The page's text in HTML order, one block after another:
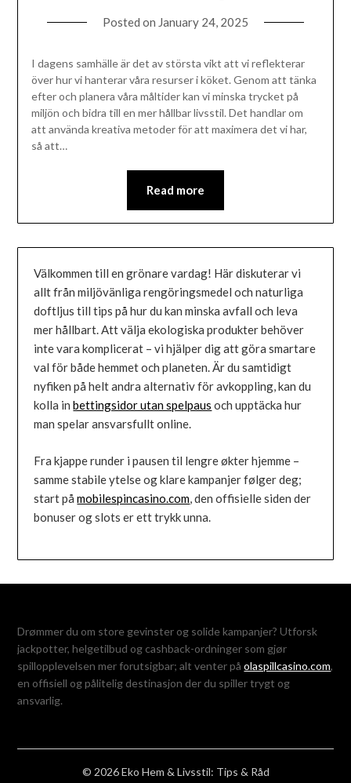
Posted on January 24, 2025
I dagens samhälle är det av största vikt att vi reflekterar
över hur vi hanterar våra resurser i köket. Genom att tänka
efter och planera våra måltider kan vi minska trycket på
miljön och bidra till en mer hållbar livsstil. Det handlar om
att använda kreativa metoder för att maximera det vi har,
så att…
Read more
Välkommen till en grönare vardag! Här diskuterar vi
allt från miljövänliga rengöringsmedel och naturliga
doftljus till tips på hur du kan minska avfall och leva
mer hållbart. Att välja ekologiska produkter behöver
inte vara komplicerat – vi hjälper dig att göra smartare
val för både hemmet och planeten. Är du samtidigt
nyfiken på helt andra alternativ för avkoppling, kan du
kolla inbettingsidor utan spelpaus och upptäcka hur
man spelar ansvarsfullt online.
Fra kjappe runder i pausen til lengre økter hjemme –
samme stabile ytelse og klare kampanjer følger deg;
start påmobilespincasino.com, den offisielle siden der
bonuser og slots er ett trykk unna.
Drømmer du om store gevinster og solide kampanjer? Utforsk
jackpotter, helgetilbud og cashback-ordninger som gjør
spillopplevelsen mer forutsigbar; alt venter påolaspillcasino.com,
en offisiell og pålitelig destinasjon der du spiller trygt og
ansvarlig.
© 2026 Eko Hem & Livsstil: Tips & Råd